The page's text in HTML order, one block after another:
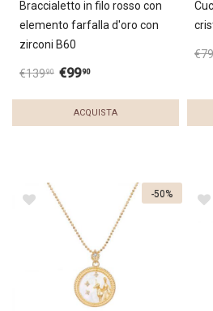
Braccialetto in filo rosso con
elemento farfalla d'oro con
zirconi B60
€13990 €9990
ACQUISTA
€79
-50%